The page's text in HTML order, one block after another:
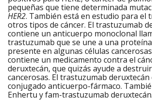
pequeñas que tiene determinada
HER2. También está en estudio para el
otros tipos de cáncer. El trastuzumab
contiene un anticuerpo monoclonal
trastuzumab que se une a una proteína
presente en algunas células
contiene un medicamento contra el
deruxtecán, que quizás ayude a
cancerosas. El trastuzumab
conjugado anticuerpo-fármaco.
Enhertu y fam-trastuzumab deruxtecán.